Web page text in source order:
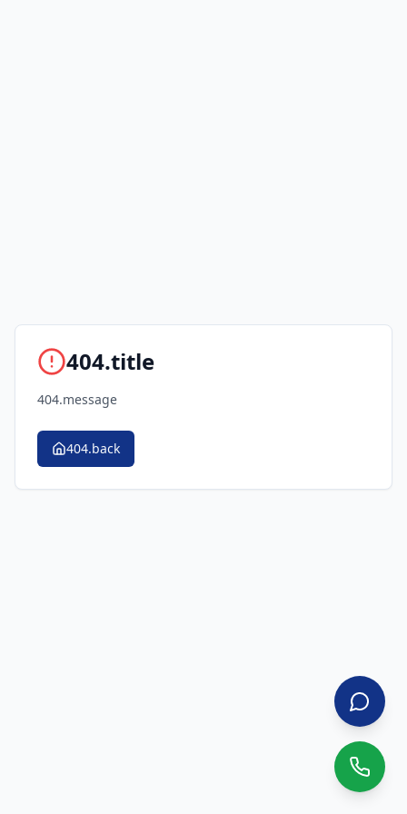
404.title
404.message
404.back